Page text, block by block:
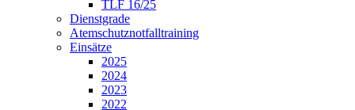
TLF 16/25
Dienstgrade
Atemschutznotfalltraining
Einsätze
2025
2024
2023
2022